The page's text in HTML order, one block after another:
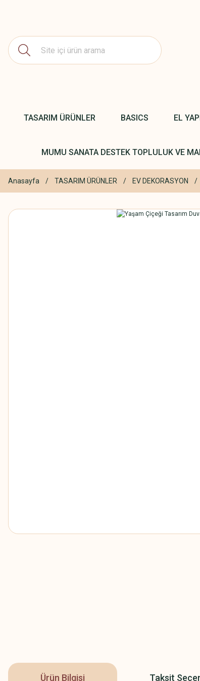
TASARIM ÜRÜNLER BASICS EL
MUMU SANATA DESTEK TOPLULUK VE
Anasayfa TASARIM ÜRÜNLER EV DEKORASYON
Ürün Bilgisi Taksit